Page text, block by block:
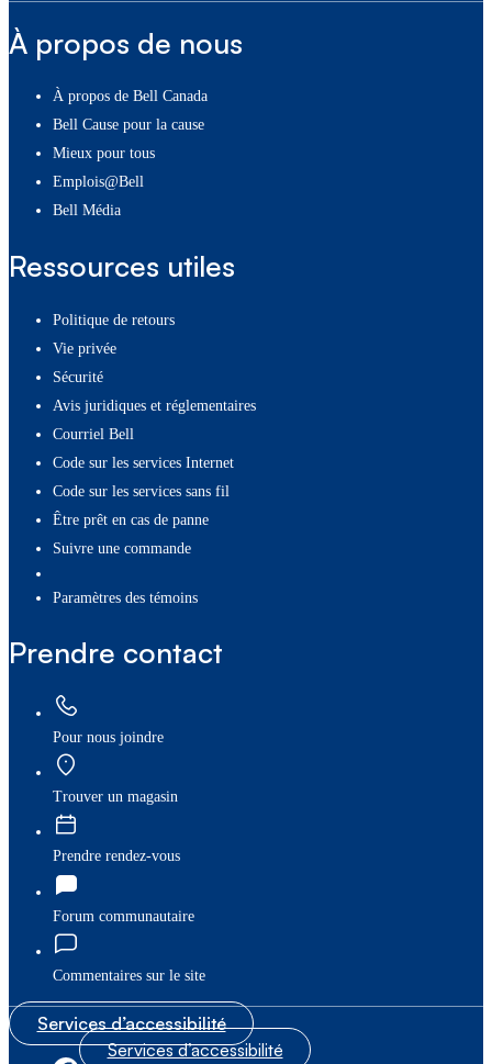
À propos de nous
À propos de Bell Canada
Bell Cause pour la cause
Mieux pour tous
Emplois@Bell
Bell Média
Ressources utiles
Politique de retours
Vie privée
Sécurité
Avis juridiques et réglementaires
Courriel Bell
Code sur les services Internet
Code sur les services sans fil
Être prêt en cas de panne
Suivre une commande
paramètres des témoins
Prendre contact
Pour nous joindre
Trouver un magasin
Prendre rendez-vous
Forum communautaire
Commentaires sur le site
Services d’accessibilité
Services d’accessibilité